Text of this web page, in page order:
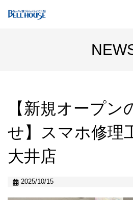
HOME
会社情報
成長のしくみ
スタッフの一日
【新規オープン
せ】スマホ修理
大井店
2025/10/15